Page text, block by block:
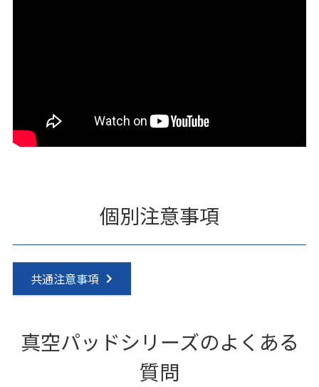
個別注意事項
共通注意事項
真空パッドシリーズのよくある
質問